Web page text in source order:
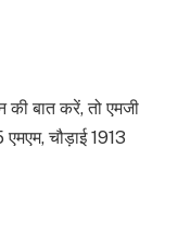
बात करें, तो एमजी
चौड़ाई 1913